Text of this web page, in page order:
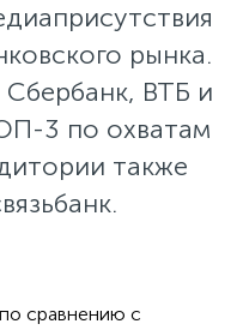
рынка.
Сбербанк, ВТБ и
3 по охватам
также
сравнению с